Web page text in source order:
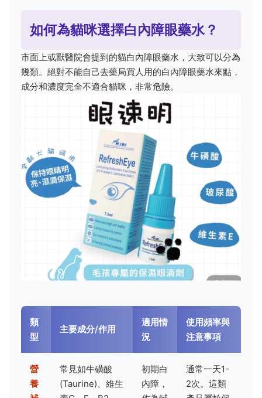
如何為貓咪選擇白內障眼藥水？
市面上或獸醫院會提到的貓白內障眼藥水，大致可以分為
幾類。絕對不能自己去藥局買人用的白內障眼藥水來點，
成分和濃度完全不適合貓咪，非常危險。
類
型
主要成分/作用
適用情
況
使用頻率與
注意事項
營
養
常見如牛磺酸
(Taurine)、維生
初期白
內障，
通常一天1-
2次。這類